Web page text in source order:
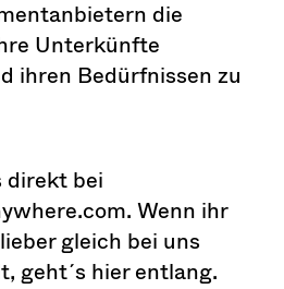
die
Unterkünfte
ihren Bedürfnissen zu
direkt bei
Wenn ihr
gleich bei uns
geht´s hier entlang.